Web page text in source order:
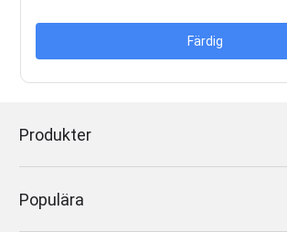
Färdig
Produkter
Populära